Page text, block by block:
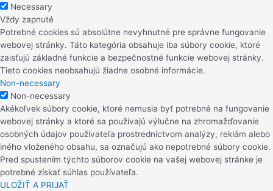
Necessary
Vždy zapnuté
Potrebné cookies sú absolútne nevyhnutné pre správne fungovanie
webovej stránky. Táto kategória obsahuje iba súbory cookie, ktoré
zaisťujú základné funkcie a bezpečnostné funkcie webovej stránky.
Tieto cookies neobsahujú žiadne osobné informácie.
Non-necessary
Non-necessary
Akékoľvek súbory cookie, ktoré nemusia byť potrebné na fungovanie
webovej stránky a ktoré sa používajú výlučne na zhromažďovanie
osobných údajov používateľa prostredníctvom analýzy, reklám alebo
iného vloženého obsahu, sa označujú ako nepotrebné súbory cookie.
Pred spustením týchto súborov cookie na vašej webovej stránke je
potrebné získať súhlas používateľa.
ULOŽIŤ A PRIJAŤ